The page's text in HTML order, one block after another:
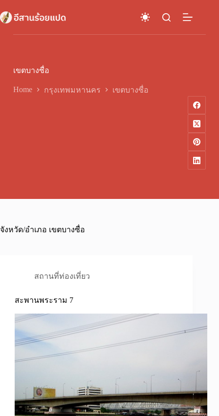
to
content
เขตบางซื่อ
Home กรุงเทพมหานคร เขตบางซื่อ
จังหวัด/อำเภอ เขตบางซื่อ
สถานที่ท่องเที่ยว
สะพานพระราม 7